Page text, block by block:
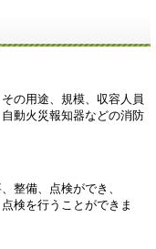
用途、規模、収容人員
動火災報知器などの消防
備、点検ができ、
を行うことができま